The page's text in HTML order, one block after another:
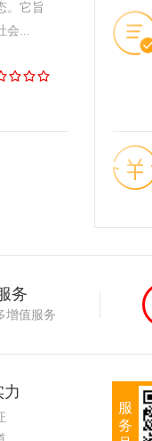
。它旨
会...
务
增值服务
力
服
务